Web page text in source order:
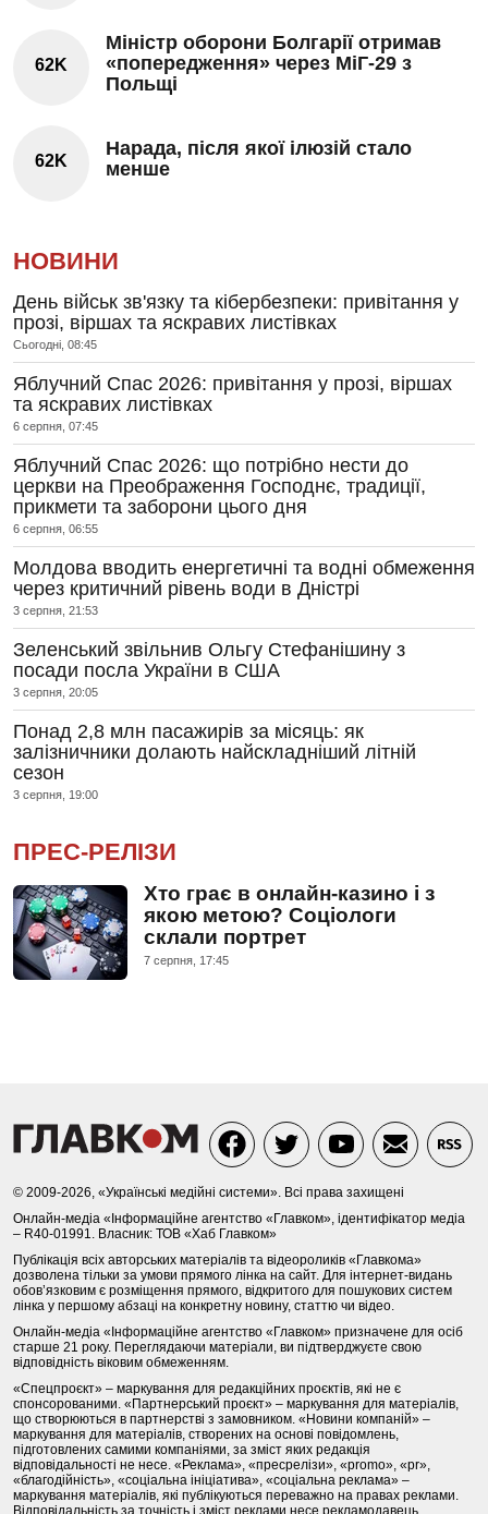
62K
Міністр оборони Болгарії отримав
«попередження» через МіГ-29 з
Польщі
62K
Нарада, після якої ілюзій стало
менше
НОВИНИ
День військ зв'язку та кібербезпеки: привітання у
прозі, віршах та яскравих листівках
Сьогодні, 08:45
Яблучний Спас 2026: привітання у прозі, віршах
та яскравих листівках
6 серпня, 07:45
Яблучний Спас 2026: що потрібно нести до
церкви на Преображення Господнє, традиції,
прикмети та заборони цього дня
6 серпня, 06:55
Молдова вводить енергетичні та водні обмеження
через критичний рівень води в Дністрі
3 серпня, 21:53
Зеленський звільнив Ольгу Стефанішину з
посади посла України в США
3 серпня, 20:05
Понад 2,8 млн пасажирів за місяць: як
залізничники долають найскладніший літній
сезон
3 серпня, 19:00
ПРЕС-РЕЛІЗИ
Хто грає в онлайн-казино і з
якою метою? Соціологи
склали портрет
7 серпня, 17:45
© 2009-2026, «Українські медійні системи». Всі права захищені
Онлайн-медіа «Інформаційне агентство «Главком», ідентифікатор медіа
– R40-01991. Власник: ТОВ «Хаб Главком»
Публікація всіх авторських матеріалів та відеороликів «Главкома»
дозволена тільки за умови прямого лінка на сайт. Для інтернет-видань
обов’язковим є розміщення прямого, відкритого для пошукових систем
лінка у першому абзаці на конкретну новину, статтю чи відео.
Онлайн-медіа «Інформаційне агентство «Главком» призначене для осіб
старше 21 року. Переглядаючи матеріали, ви підтверджуєте свою
відповідність віковим обмеженням.
«Спецпроєкт» – маркування для редакційних проєктів, які не є
спонсорованими. «Партнерський проєкт» – маркування для матеріалів,
що створюються в партнерстві з замовником. «Новини компаній» –
маркування для матеріалів, створених на основі повідомлень,
підготовлених самими компаніями, за зміст яких редакція
відповідальності не несе. «Реклама», «пресрелізи», «promo», «pr»,
«благодійність», «соціальна ініціатива», «соціальна реклама» –
маркування матеріалів, які публікуються переважно на правах реклами.
Відповідальність за точність і зміст реклами несе рекламодавець.